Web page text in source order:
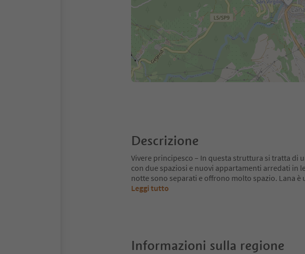
Descrizione
Vivere principesco – In questa struttura si tratta di
con due spaziosi e nuovi appartamenti arredati in
notte sono separati e offrono molto spazio. Lana è
Leggi tutto
Informazioni sulla regione